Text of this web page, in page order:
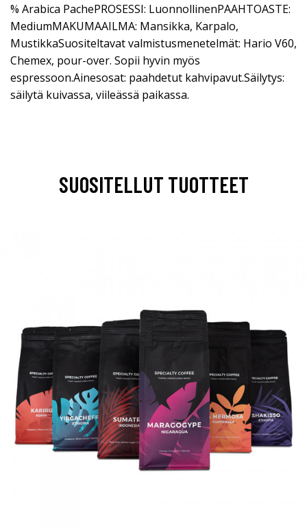
% Arabica PachePROSESSI: LuonnollinenPAAHTOASTE:
MediumMAKUMAAILMA: Mansikka, Karpalo,
MustikkaSuositeltavat valmistusmenetelmät: Hario V60,
Chemex, pour-over. Sopii hyvin myös
espressoon.Ainesosat: paahdetut kahvipavut.Säilytys:
säilytä kuivassa, viileässä paikassa.
SUOSITELLUT TUOTTEET